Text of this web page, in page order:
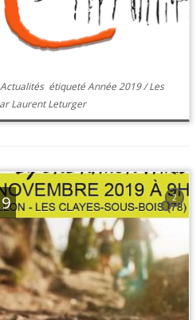
Actualités étiquetéAnnée 2019/Les
Laurent Leturger
2